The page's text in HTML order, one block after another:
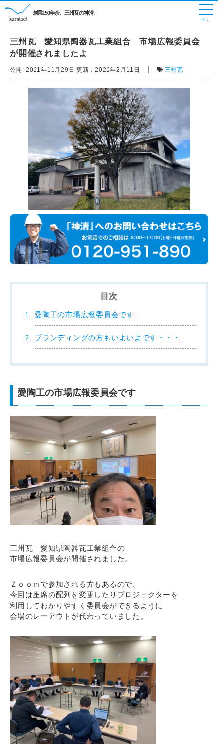
創業150年余、三州瓦の神清。
三州瓦 愛知県陶器瓦工業組合 市場広報委員会
が開催されましたよ
公開: 2021年11月29日 更新：2022年2月11日 | 三州瓦
目次
愛陶工の市場広報委員会です
ブランディングの方もいよいよです・・・
愛陶工の市場広報委員会です
三州瓦 愛知県陶器瓦工業組合の
市場広報委員会が開催されました。
Ｚｏｏｍで参加される方もあるので、
今回は座席の配列を変更したりプロジェクターを
利用してわかりやすく委員会ができるように
会場のレーアウトが代わっていました。